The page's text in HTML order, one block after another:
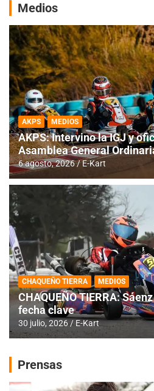
Medios
AKPS MEDIOS
AKPS: Intervino la IGJ y
Asamblea General
6 agosto, 2026 E-Kart
CHAQUEÑO TIERRA MEDIOS
CHAQUEÑO TIERRA:
fecha clave
30 julio, 2026 E-Kart
Prensas